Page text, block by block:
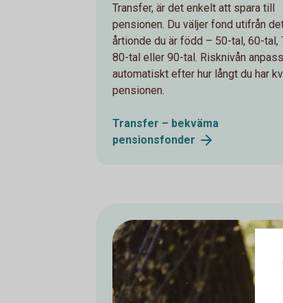
Transfer, är det enkelt att spara till
pensionen. Du väljer fond utifrån
årtionde du är född – 50-tal, 60-tal,
80-tal eller 90-tal. Risknivån
automatiskt efter hur långt du har
pensionen.
Transfer – bekväma
pensionsfonder